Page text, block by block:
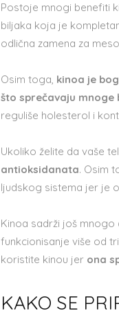
Postoje mnogi benefiti
biljaka koja je
odlična zamena za
Osim toga, kinoa je
što sprečavaju mnoge
reguliše holesterol i
Ukoliko želite da vaše
antioksidanata. Osim
ljudskog sistema jer je
Kinoa sadrži još mnogo
funkcionisanje više od
koristite kinou jer ona
KAKO SE